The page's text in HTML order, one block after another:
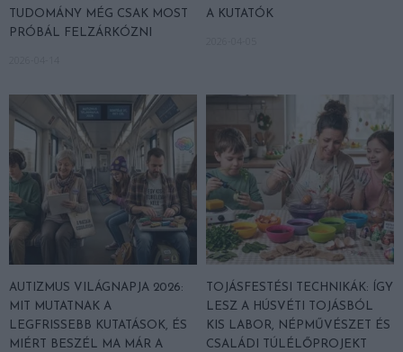
TUDOMÁNY MÉG CSAK MOST
PRÓBÁL FELZÁRKÓZNI
A KUTATÓK
AUTIZMUS VILÁGNAPJA 2026:
MIT MUTATNAK A
LEGFRISSEBB KUTATÁSOK, ÉS
MIÉRT BESZÉL MA MÁR A
TOJÁSFESTÉSI TECHNIKÁK: ÍGY
LESZ A HÚSVÉTI TOJÁSBÓL
KIS LABOR, NÉPMŰVÉSZET ÉS
CSALÁDI TÚLÉLŐPROJEKT